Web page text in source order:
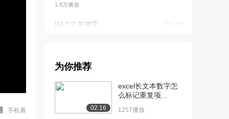
手机看
1.8万播放
[6] 2.2 关键字 01:32
学pyt...
[8] 【Python教程】看漫画
1.1万播放
为你推荐
02:16
excel长文本数字怎
么标记重复项...
1257播放